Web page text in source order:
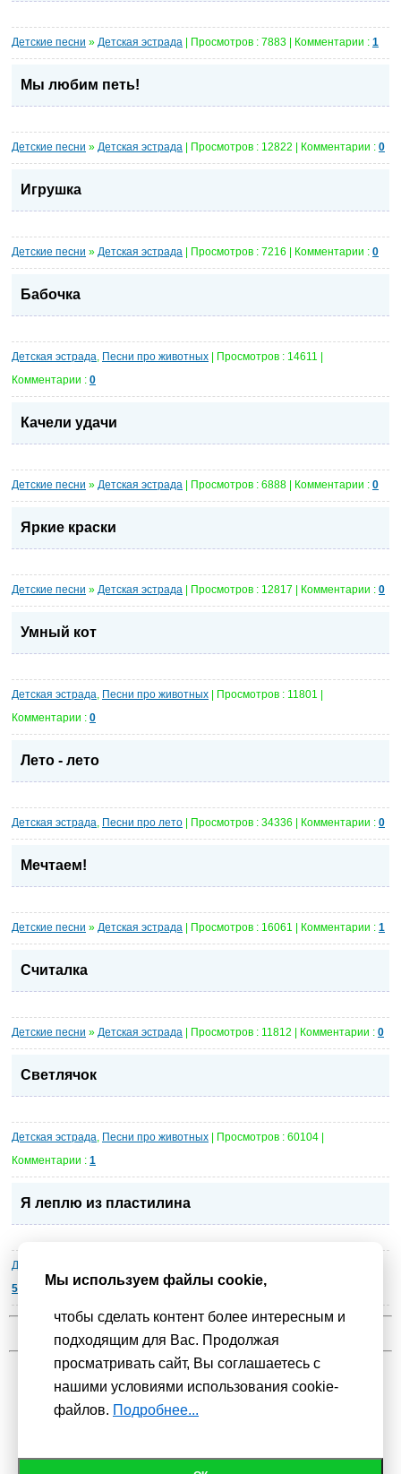
Детские песни » Детская эстрада | Просмотров : 7883 | Комментарии : 1
Мы любим петь!
Детские песни » Детская эстрада | Просмотров : 12822 | Комментарии : 0
Игрушка
Детские песни » Детская эстрада | Просмотров : 7216 | Комментарии : 0
Бабочка
Детская эстрада, Песни про животных | Просмотров : 14611 |
Комментарии : 0
Качели удачи
Детские песни » Детская эстрада | Просмотров : 6888 | Комментарии : 0
Яркие краски
Детские песни » Детская эстрада | Просмотров : 12817 | Комментарии : 0
Умный кот
Детская эстрада, Песни про животных | Просмотров : 11801 |
Комментарии : 0
Лето - лето
Детская эстрада, Песни про лето | Просмотров : 34336 | Комментарии : 0
Мечтаем!
Детские песни » Детская эстрада | Просмотров : 16061 | Комментарии : 1
Считалка
Детские песни » Детская эстрада | Просмотров : 11812 | Комментарии : 0
Светлячок
Детская эстрада, Песни про животных | Просмотров : 60104 |
Комментарии : 1
Я леплю из пластилина
Детские песни
5
11 12 13 14 15 16 17 18
Мы используем файлы cookie,
чтобы сделать контент более интересным и
подходящим для Вас. Продолжая
просматривать сайт, Вы соглашаетесь с
нашими условиями использования cookie-
файлов. Подробнее...